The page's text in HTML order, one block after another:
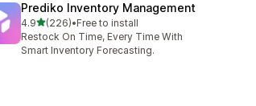
Prediko Inventory Management
4.9เต็ม 5 ดาว
(226)
ทั้งหมด 226 รีวิว
•Free to install
Restock On Time, Every Time With
Smart Inventory Forecasting.